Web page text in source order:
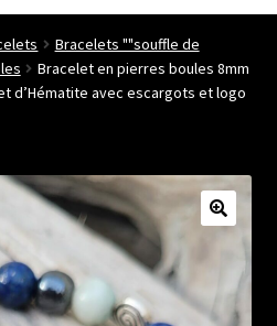
menu
enfant
Bracelets ""souffle de
Bracelet en pierres boules 8mm
d’Hématite avec escargots et logo